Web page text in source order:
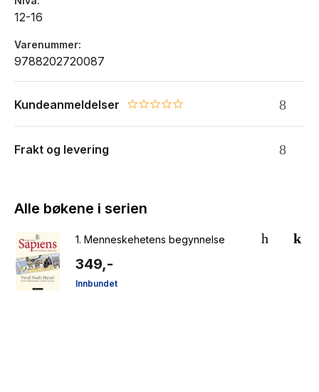
12-16
Varenummer
9788202720087
Kundeanmeldelser 0.0 star rating
Frakt og levering
Alle bøkene i serien
1. Menneskehetens begynnelse
349,-
Innbundet